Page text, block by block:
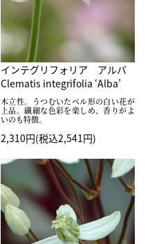
インテグリフォリア アルバ
Clematis integrifolia ‘Alba’
木立性。うつむいたベル形の白い花が
上品。繊細な色彩を楽しめ、香りがよ
いのも特徴。
2,310円(税込2,541円)